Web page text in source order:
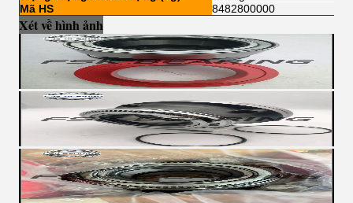
Mã HS
8482800000
Xét về hình ảnh